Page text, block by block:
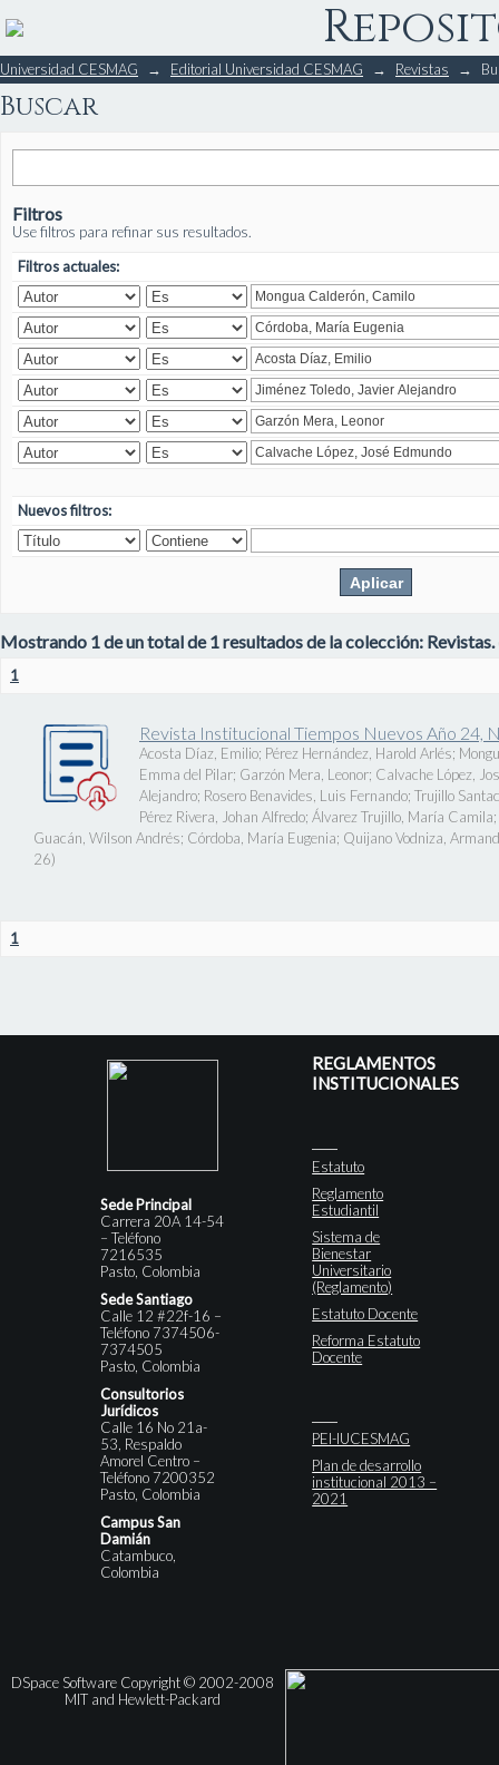
Buscar
Universidad CESMAG → Editorial Universidad CESMAG → Revistas →
Buscar
Filtros
Use filtros para refinar sus resultados.
Filtros actuales:
Nuevos filtros:
Mostrando 1 de un total de 1 resultados de la colección: Revistas.
1
Revista Institucional Tiempos Nuevos Año 24,
Acosta Díaz, Emilio; Pérez Hernández, Harold Arlés;
Emma del Pilar; Garzón Mera, Leonor; Calvache López,
Alejandro; Rosero Benavides, Luis Fernando; Trujillo
Pérez Rivera, Johan Alfredo; Álvarez Trujillo, María Camila;
Guacán, Wilson Andrés; Córdoba, María Eugenia; Quijano Vodniza,
26)
1
Sede Principal
Carrera 20A 14-54
– Teléfono
7216535
Pasto, Colombia
Sede Santiago
Calle 12 #22f-16 –
Teléfono 7374506-
7374505
Pasto, Colombia
Consultorios
Jurídicos
Calle 16 No 21a-
53, Respaldo
Amorel Centro –
Teléfono 7200352
Pasto, Colombia
Campus San
Damián
Catambuco,
Colombia
REGLAMENTOS
INSTITUCIONALES
Estatuto
Reglamento
Estudiantil
Sistema de
Bienestar
Universitario
(Reglamento)
Estatuto Docente
Reforma Estatuto
Docente
PEI-IUCESMAG
Plan de desarrollo
institucional 2013 –
2021
DSpace Software Copyright © 2002-2008
MIT and Hewlett-Packard